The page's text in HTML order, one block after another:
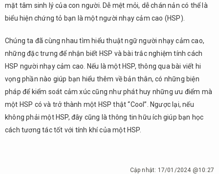
mặt tâm sinh lý của con người. Dễ mệt mỏi, dễ chán nản có thể là
biểu hiện chứng tỏ bạn là một người nhạy cảm cao (HSP).
Chúng ta đã cùng nhau tìm hiểu thuật ngữ người nhạy cảm cao,
những đặc trưng để nhận biết HSP và bài trắc nghiệm tính cách
HSP người nhạy cảm cao. Nếu là một HSP, thông qua bài viết hi
vọng phần nào giúp bạn hiểu thêm về bản thân, có những biện
pháp để kiểm soát cảm xúc cũng như phát huy những ưu điểm mà
một HSP có và trở thành một HSP thật “Cool”. Ngược lại, nếu
không phải một HSP, đây cũng là thông tin hữu ích giúp bạn học
cách tương tác tốt với tính khí của một HSP.
Cập nhật: 17/01/2024 @10:27